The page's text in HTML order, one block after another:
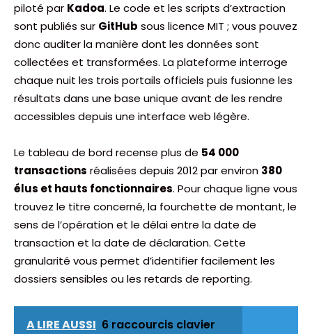
piloté par Kadoa. Le code et les scripts d’extraction
sont publiés sur GitHub sous licence MIT ; vous pouvez
donc auditer la manière dont les données sont
collectées et transformées. La plateforme interroge
chaque nuit les trois portails officiels puis fusionne les
résultats dans une base unique avant de les rendre
accessibles depuis une interface web légère.
Le tableau de bord recense plus de 54 000
transactions réalisées depuis 2012 par environ 380
élus et hauts fonctionnaires. Pour chaque ligne vous
trouvez le titre concerné, la fourchette de montant, le
sens de l’opération et le délai entre la date de
transaction et la date de déclaration. Cette
granularité vous permet d’identifier facilement les
dossiers sensibles ou les retards de reporting.
A LIRE AUSSI 6 raccourcis clavier